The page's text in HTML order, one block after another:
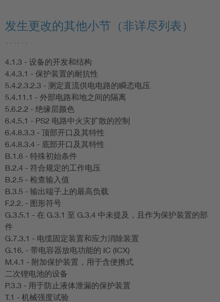
发生更改的其他小节（非详尽列表）
……
4.1.3 - 设备的开发和结构
4.4.3.1 - 保护装置的耐抗性
5.4.2.3.2.3 - 测定直流供电电路的瞬态电压
5.4.11.1 - 外部电路和地之间的隔离
5.6.2.2 - 绝缘层颜色
6.4.5.1 - PS2 电路中火灾扩散的控制
6.4.8.3.3 - 顶部开口及其特性
6.4.8.3.4 - 底部开口及其特性
B.1.6 - 特殊初始条件
B.2.4 - 符合规定的工作电压
B.2.5 - 检查输入值
B.3.5 - 输出端子上的最高负载
F.2.2. - 图形符号
G.3.5.1 - 在 G.3.1 至 G.3.4 中未提及，且作为保护装置的部
件
G.7.3.1 - 电缆固定装置和应力消除装置
G.16. - 带电容器放电功能的 IC (ICX)
M.4.1 - 附加保护装置，用于含便携式
二次锂电池的设备
P.3.3 - 用于防止液体泄漏的保护装置
T.1 - 机械强度试验